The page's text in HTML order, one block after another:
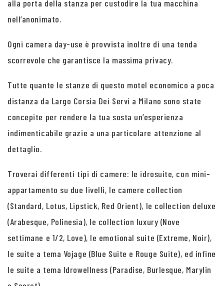
alla porta della stanza per custodire la tua macchina
nell’anonimato.
Ogni camera day-use è provvista inoltre di una tenda
scorrevole che garantisce la massima privacy.
Tutte quante le stanze di questo motel economico a poca
distanza da Largo Corsia Dei Servi a Milano sono state
concepite per rendere la tua sosta un’esperienza
indimenticabile grazie a una particolare attenzione al
dettaglio.
Troverai differenti tipi di camere: le idrosuite, con mini-
appartamento su due livelli, le camere collection
(Standard, Lotus, Lipstick, Red Orient), le collection deluxe
(Arabesque, Polinesia), le collection luxury (Nove
settimane e 1/2, Love), le emotional suite (Extreme, Noir),
le suite a tema Vojage (Blue Suite e Rouge Suite), ed infine
le suite a tema Idrowellness (Paradise, Burlesque, Marylin